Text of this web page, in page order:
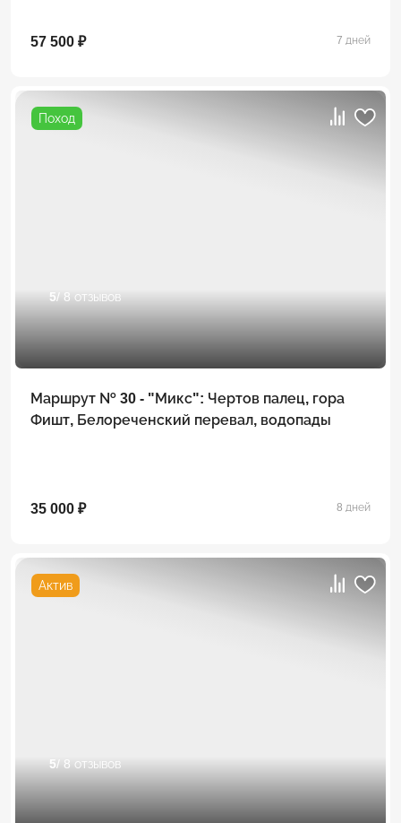
57 500 ₽ 7 дней
Поход
5/ 8 отзывов
Маршрут № 30 - "Микс": Чертов палец, гора
Фишт, Белореченский перевал, водопады
35 000 ₽ 8 дней
Актив
5/ 8 отзывов